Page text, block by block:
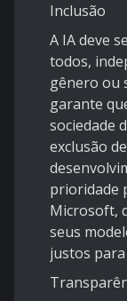
Inclusão
A IA deve
todos,
gênero ou
garante
sociedade
exclusão
prioridade
Microsoft,
seus
justos